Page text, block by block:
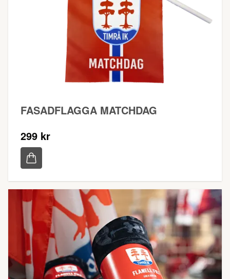
FASADFLAGGA MATCHDAG
299 kr